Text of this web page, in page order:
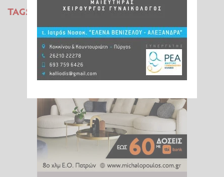
TAGS:
ΑΘΛΗΤΙΚΕΣ ΜΕΤΑΔΟΣΕΙΣ
SUPER LEAGUE
ΑΕΚ